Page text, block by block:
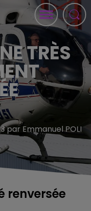
TRÈS
par Emmanuel POLI
renversée